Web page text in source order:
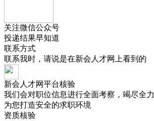
关注微信公众号
投递结果早知道
联系方式
联系我时，请说是在新会人才网 上看到的
新会人才网平台核验
我们会对职位信息进行全面考察，竭尽全力
为您打造安全的求职环境
资质核验